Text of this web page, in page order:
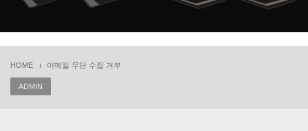
HOME 이메일 무단 수집 거부
ADMIN